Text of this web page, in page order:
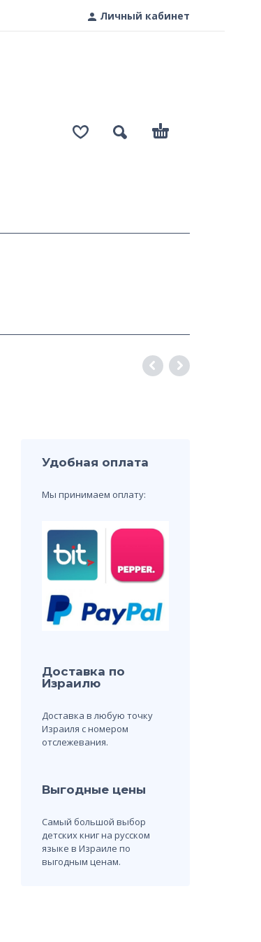
Личный кабинет
Удобная оплата
Мы принимаем оплату:
Доставка по
Израилю
Доставка в любую точку
Израиля с номером
отслежевания.
Выгодные цены
Самый большой выбор
детских книг на русском
языке в Израиле по
выгодным ценам.